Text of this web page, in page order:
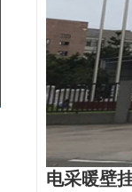
电采暖壁